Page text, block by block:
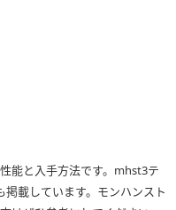
能と入手方法です。mhst3テ
載しています。モンハンスト